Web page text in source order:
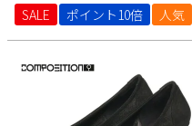
SALE
ポイント10倍 人気